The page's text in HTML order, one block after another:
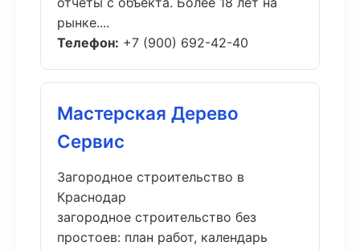
рынке....
Телефон: +7 (900) 692-42-40
Мастерская Дерево
Сервис
Загородное строительство в
Краснодар
загородное строительство без
простоев: план работ, календарь